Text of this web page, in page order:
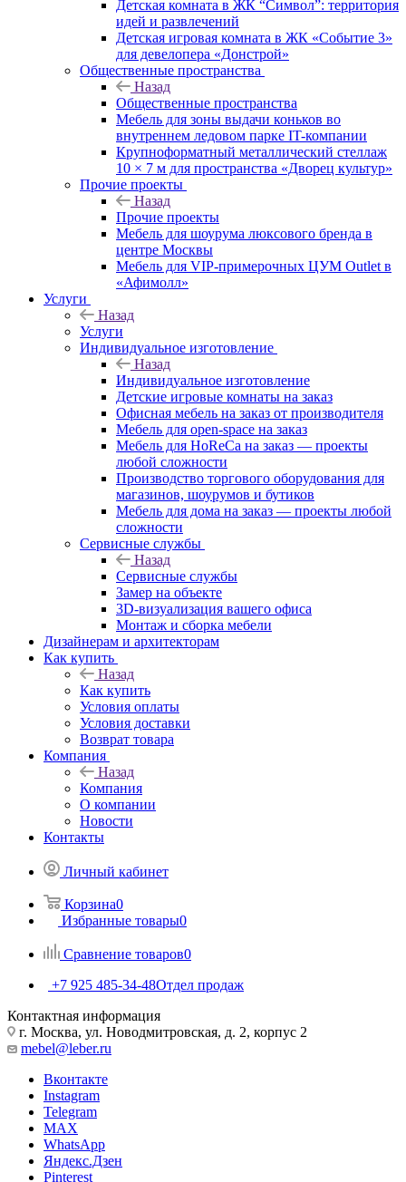
Детская комната в ЖК “Символ”: территория
идей и развлечений
Детская игровая комната в ЖК «Событие 3»
для девелопера «Донстрой»
Общественные пространства
Назад
Общественные пространства
Мебель для зоны выдачи коньков во
внутреннем ледовом парке IT-компании
Крупноформатный металлический стеллаж
10 × 7 м для пространства «Дворец культур»
Прочие проекты
Назад
Прочие проекты
Мебель для шоурума люксового бренда в
центре Москвы
Мебель для VIP-примерочных ЦУМ Outlet в
«Афимолл»
Услуги
Назад
Услуги
Индивидуальное изготовление
Назад
Индивидуальное изготовление
Детские игровые комнаты на заказ
Офисная мебель на заказ от производителя
Мебель для open-space на заказ
Мебель для HoReCa на заказ — проекты
любой сложности
Производство торгового оборудования для
магазинов, шоурумов и бутиков
Мебель для дома на заказ — проекты любой
сложности
Сервисные службы
Назад
Сервисные службы
Замер на объекте
3D-визуализация вашего офиса
Монтаж и сборка мебели
Дизайнерам и архитекторам
Как купить
Назад
Как купить
Условия оплаты
Условия доставки
Возврат товара
Компания
Назад
Компания
О компании
Новости
Контакты
Личный кабинет
Корзина0
Избранные товары0
Сравнение товаров0
+7 925 485-34-48Отдел продаж
Контактная информация
г. Москва, ул. Новодмитровская, д. 2, корпус 2
mebel@leber.ru
Вконтакте
Instagram
Telegram
MAX
WhatsApp
Яндекс.Дзен
Pinterest